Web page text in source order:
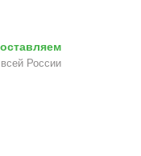
России